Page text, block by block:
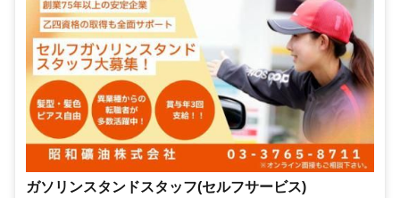
ガソリンスタンドスタッフ(セルフサービス)